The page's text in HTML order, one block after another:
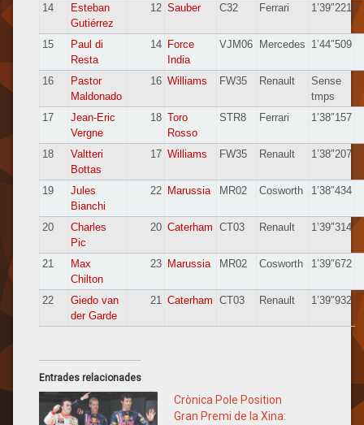
14
Esteban
Gutiérrez
12 Sauber C32 Ferrari 1’39″221
15
Paul di
Resta
14 Force
India
VJM06 Mercedes 1’44″509
16
Pastor
Maldonado
16 Williams FW35 Renault
Sense
tmps
17
Jean-Eric
Vergne
18 Toro
Rosso
STR8 Ferrari 1’38″157
18
Valtteri
Bottas
17 Williams FW35 Renault 1’38″207
19
Jules
Bianchi
22 Marussia MR02 Cosworth 1’38″434
20
Charles
Pic
20 Caterham CT03 Renault 1’39″314
21
Max
Chilton
23 Marussia MR02 Cosworth 1’39″672
22
Giedo van
der Garde
21 Caterham CT03 Renault 1’39″932
Entrades relacionades
Crònica Pole Position
Gran Premi de la Xina: